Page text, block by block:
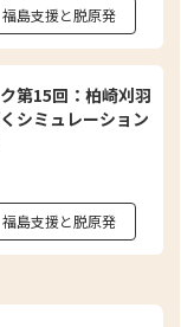
福島支援と脱原発
第15回：柏崎刈羽
シミュレーション
福島支援と脱原発